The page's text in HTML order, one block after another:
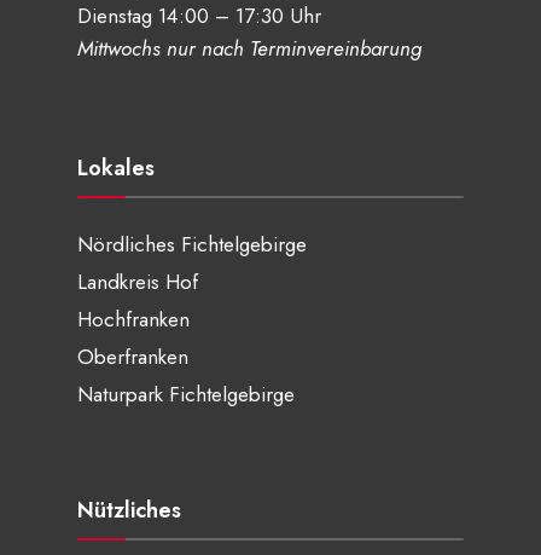
Dienstag 14:00 – 17:30 Uhr
Mittwochs nur nach Terminvereinbarung
Lokales
Nördliches Fichtelgebirge
Landkreis Hof
Hochfranken
Oberfranken
Naturpark Fichtelgebirge
Nützliches